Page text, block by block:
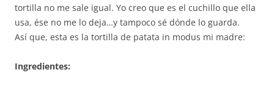
tortilla no me sale igual. Yo creo que es el cuchillo que ella
usa, ése no me lo deja…y tampoco sé dónde lo guarda.
Así que, esta es la tortilla de patata in modus mi madre:
Ingredientes: